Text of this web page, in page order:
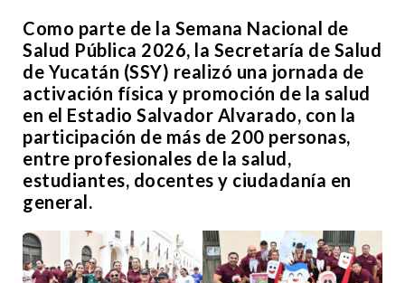
Como parte de la Semana Nacional de
Salud Pública 2026, la Secretaría de Salud
de Yucatán (SSY) realizó una jornada de
activación física y promoción de la salud
en el Estadio Salvador Alvarado, con la
participación de más de 200 personas,
entre profesionales de la salud,
estudiantes, docentes y ciudadanía en
general.